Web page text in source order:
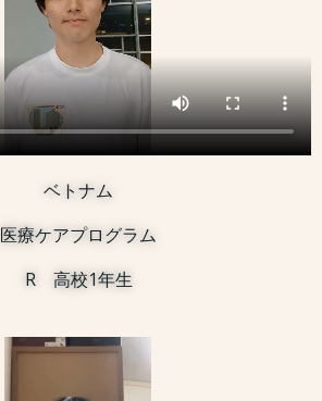
ベトナム
医療ケアプログラム
R 高校1年生